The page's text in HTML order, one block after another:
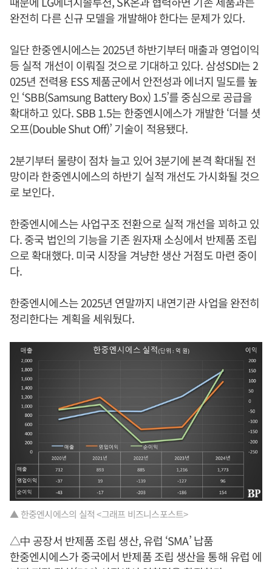
완전히 다른 신규 모델을 개발해야 한다는 문제가 있다.
일단 한중엔시에스는 2025년 하반기부터 매출과 영업이익
등 실적 개선이 이뤄질 것으로 기대하고 있다. 삼성SDI는 2
025년 전력용 ESS 제품군에서 안전성과 에너지 밀도를 높
인 ‘SBB(Samsung Battery Box) 1.5’를 중심으로 공급을
확대하고 있다. SBB 1.5는 한중엔시에스가 개발한 ‘더블 셧
오프(Double Shut Off)’ 기술이 적용됐다.
2분기부터 물량이 점차 늘고 있어 3분기에 본격 확대될 전
망이라 한중엔시에스의 하반기 실적 개선도 가시화될 것으
로 보인다.
한중엔시에스는 사업구조 전환으로 실적 개선을 꾀하고 있
다. 중국 법인의 기능을 기존 원자재 소싱에서 반제품 조립
으로 확대했다. 미국 시장을 겨냥한 생산 거점도 마련 중이
다.
한중엔시에스는 2025년 연말까지 내연기관 사업을 완전히
정리한다는 계획을 세워뒀다.
▲ 한중엔시에스의 실적 <그래프 비즈니스포스트>
△中 공장서 반제품 조립 생산, 유럽 ‘SMA’ 납품
한중엔시에스가 중국에서 반제품 조립 생산을 통해 유럽 에